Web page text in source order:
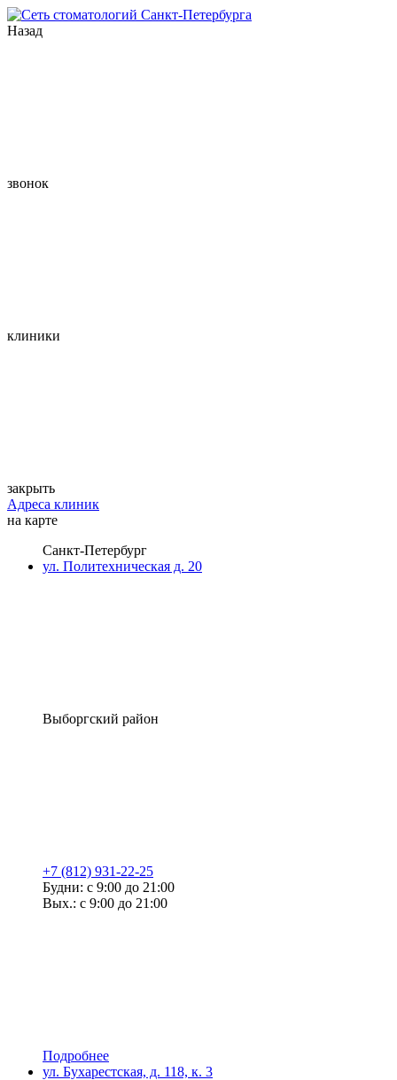
Назад
звонок
клиники
закрыть
Адреса клиник
на карте
Санкт-Петербург
ул. Политехническая д. 20
Выборгский район
+7 (812) 931-22-25
Будни: с 9:00 до 21:00
Вых.: с 9:00 до 21:00
Подробнее
ул. Бухарестская, д. 118, к. 3